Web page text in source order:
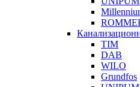
TIM
DAB
WILO
Grundfos